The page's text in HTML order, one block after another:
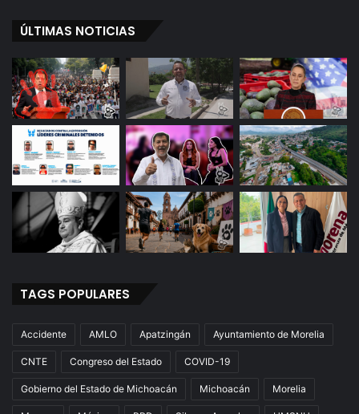
ÚLTIMAS NOTICIAS
TAGS POPULARES
Accidente AMLO Apatzingán Ayuntamiento de Morelia
CNTE Congreso del Estado COVID-19
Gobierno del Estado de Michoacán Michoacán Morelia